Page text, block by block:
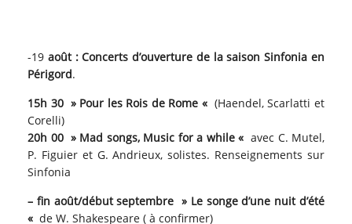
-19 août : Concerts d’ouverture de la saison Sinfonia en
Périgord.
15h 30 » Pour les Rois de Rome « (Haendel, Scarlatti et
Corelli)
20h 00 » Mad songs, Music for a while « avec C. Mutel,
P. Figuier et G. Andrieux, solistes. Renseignements sur
Sinfonia
– fin août/début septembre » Le songe d’une nuit d’été
« de W. Shakespeare ( à confirmer)